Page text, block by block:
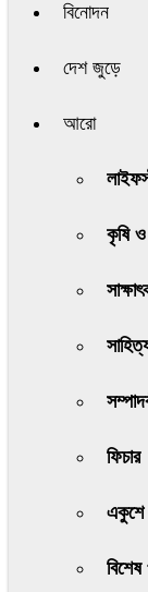
বিনোদন
দেশ জুড়ে
আরো
কৃষি
ফিচার
একুশে